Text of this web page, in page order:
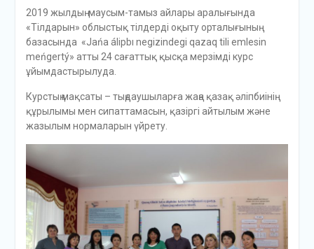
2019 жылдың маусым-тамыз айлары аралығында
«Тілдарын» облыстық тілдерді оқыту орталығының
базасында «Jańa álіpbı negizindegi qazaq tili emlesin
meńgertý» атты 24 сағаттық қысқа мерзімді курс
ұйымдастырылуда.
Курстың мақсаты – тыңдаушыларға жаңа қазақ әліпбиінің
құрылымы мен сипаттамасын, қазіргі айтылым және
жазылым нормаларын үйрету.